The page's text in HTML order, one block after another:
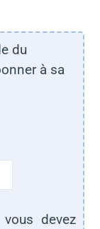
du
à sa
devez